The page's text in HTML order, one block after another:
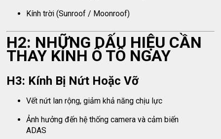
Kính trời (Sunroof / Moonroof)
H2: NHỮNG DẤU HIỆU CẦN
THAY KÍNH Ô TÔ NGAY
H3: Kính Bị Nứt Hoặc Vỡ
Vết nứt lan rộng, giảm khả năng chịu lực
Ảnh hưởng đến hệ thống camera và cảm biến
ADAS